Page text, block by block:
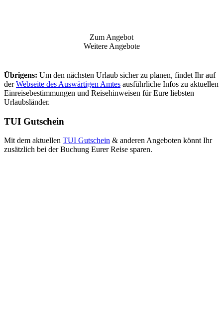
Zum Angebot
Weitere Angebote
Übrigens: Um den nächsten Urlaub sicher zu planen, findet Ihr auf
derWebseite des Auswärtigen Amtes ausführliche Infos zu aktuellen
Einreisebestimmungen und Reisehinweisen für Eure liebsten
Urlaubsländer.
TUI Gutschein
Mit dem aktuellen TUI Gutschein & anderen Angeboten könnt Ihr
zusätzlich bei der Buchung Eurer Reise sparen.